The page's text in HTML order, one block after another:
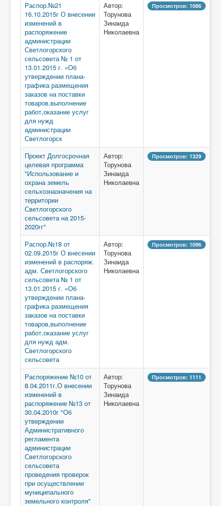
Распор.№21
16.10.2015г О внесении
изменений в
распоряжение
администрации
Светлогорского
сельсовета № 1 от
13.01.2015 г. «Об
утверждении плана-
графика размещения
заказов на поставки
товаров,выполнение
работ,оказание услуг
для нужд
администрации
Светлогорск
Автор:
Торунова
Зинаида
Николаевна
Просмотров: 1086
Проект Долгосрочная
целевая программа
"Использование и
охрана земель
сельхозназначения на
территории
Светлогорского
сельсовета на 2015-
2020гг"
Автор:
Торунова
Зинаида
Николаевна
Просмотров: 1329
Распор.№18 от
02.09.2015г О внесении
изменений в распоряж.
адм. Светлогорского
сельсовета № 1 от
13.01.2015 г. «Об
утверждении плана-
графика размещения
заказов на поставки
товаров,выполнение
работ,оказание услуг
для нужд адм.
Светлогорского
сельсовета
Автор:
Торунова
Зинаида
Николаевна
Просмотров: 1096
Распоряжение №10 от
8.04.2011г.О внесении
изменений в
распоряжение №13 от
30.04.2010г "Об
утверждении
Административного
регламента
администрации
Светлогорского
сельсовета
проведения проверок
при осуществлении
муниципального
земельного контроля"
Автор:
Торунова
Зинаида
Николаевна
Просмотров: 1111